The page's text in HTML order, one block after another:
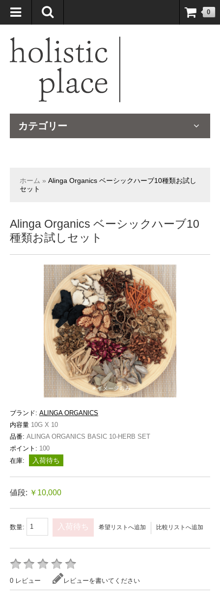
自然療法大国のオーストラリアより、臨床経験＆知識の豊富なナチュ
ロパスが厳選したサプリメントや ナチュラルグッズをお届けします！
0
カテゴリー
ホーム » Alinga Organics ベーシックハーブ10種類お試し
セット
Alinga Organics ベーシックハーブ10
種類お試しセット
ブランド: ALINGA ORGANICS
内容量 10G X 10
品番: ALINGA ORGANICS BASIC 10-HERB SET
ポイント: 100
在庫:
入荷待ち
値段: ￥10,000
数量: 入荷待ち 希望リストへ追加 比較リストへ追加
0 レビュー レビューを書いてください